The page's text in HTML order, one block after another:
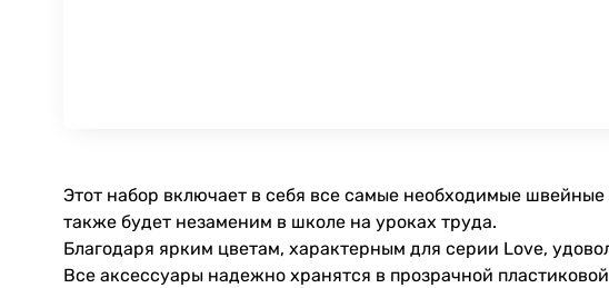
Этот набор включает в себя все самые необходимые
также будет незаменим в школе на уроках труда.
Благодаря ярким цветам, характерным для серии Love,
Все аксессуары надежно хранятся в прозрачной